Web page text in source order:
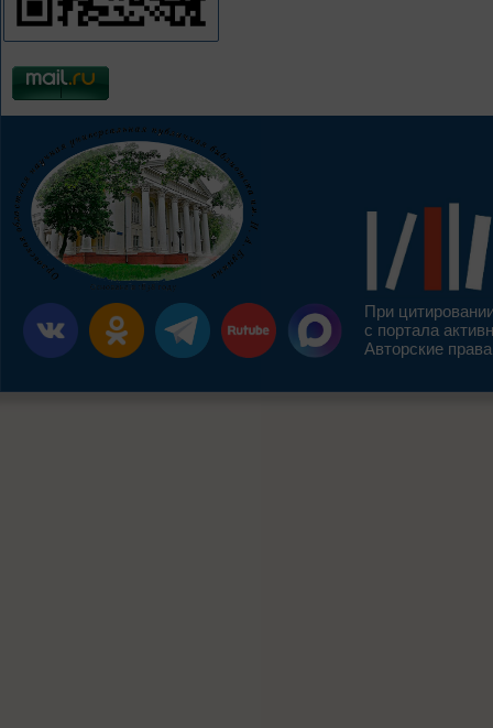
При
с портала
Авторские